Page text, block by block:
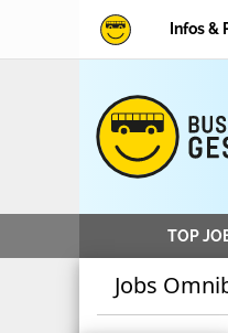
Infos &
TOP
Jobs